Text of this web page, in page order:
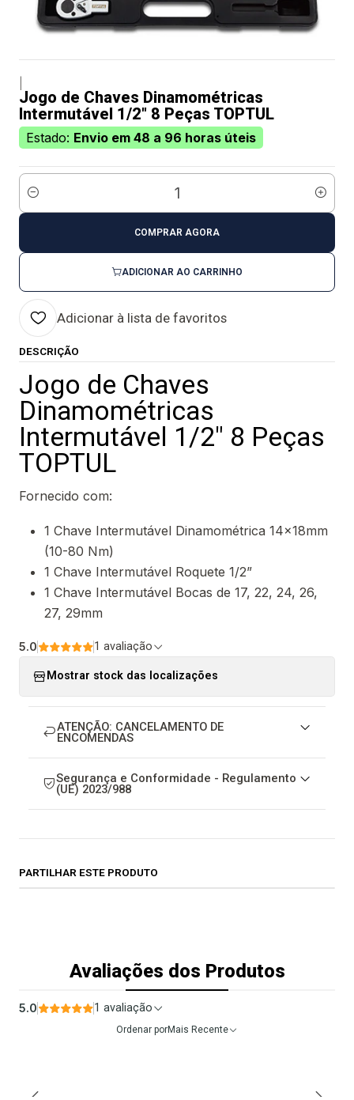
Jogo de Chaves Dinamométricas
Intermutável 1/2" 8 Peças TOPTUL
Estado: Envio em 48 a 96 horas úteis
Quantidade
ADICIONAR AO CARRINHO
COMPRAR AGORA
Adicionar à lista de favoritos
DESCRIÇÃO
Jogo de Chaves
Dinamométricas
Intermutável 1/2" 8 Peças
TOPTUL
Fornecido com:
1 Chave Intermutável Dinamométrica 14x18mm
(10-80 Nm)
1 Chave Intermutável Roquete 1/2”
1 Chave Intermutável Bocas de 17, 22, 24, 26,
27, 29mm
5.0 1 avaliação
Mostrar stock das localizações
ATENÇÃO: CANCELAMENTO DE
ENCOMENDAS
Segurança e Conformidade - Regulamento
(UE) 2023/988
PARTILHAR ESTE PRODUTO
Avaliações dos Produtos
5.0 1 avaliação
Ordenar porMais Recente